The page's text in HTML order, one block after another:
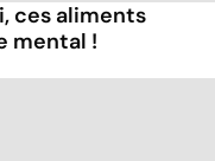
ces aliments
mental !